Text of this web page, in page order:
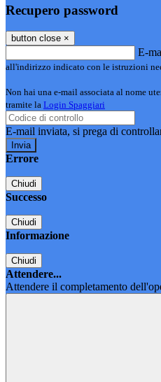
Recupero password
button close ×
E-
all'indirizzo indicato con le istruzioni
Non hai una e-mail associata al nome
tramite la Login Spaggiari
E-mail inviata, si prega di
Errore
Chiudi
Successo
Chiudi
Informazione
Chiudi
Attendere...
Attendere il completamento